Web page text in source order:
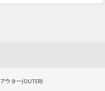
アウター(OUTER)